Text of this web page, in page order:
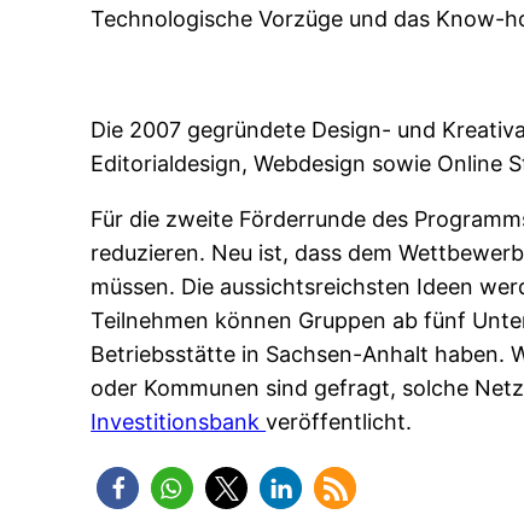
Technologische Vorzüge und das Know-
Die 2007 gegründete Design- und
Editorialdesign, Webdesign sowie Online
Für die zweite Förderrunde des
reduzieren. Neu ist, dass dem
müssen. Die aussichtsreichsten Ideen
Teilnehmen können Gruppen ab fünf
Betriebsstätte in Sachsen-Anhalt haben.
oder Kommunen sind gefragt, solche
Investitionsbankveröffentlicht.